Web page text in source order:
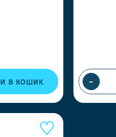
в кошик -